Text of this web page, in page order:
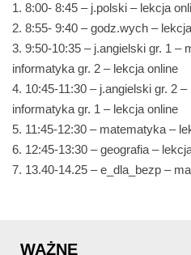
1. 8:00- 8:45 – j.polski – lekcja
2. 8:55- 9:40 – godz.wych –
3. 9:50-10:35 – j.angielski gr. 1 –
informatyka gr. 2 – lekcja online
4. 10:45-11:30 – j.angielski gr. 2
informatyka gr. 1 – lekcja online
5. 11:45-12:30 – matematyka –
6. 12:45-13:30 – geografia –
7. 13.40-14.25 – e_dla_bezp –
WAŻNE